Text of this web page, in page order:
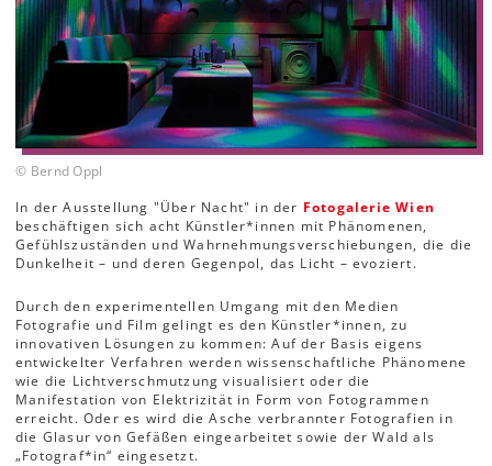
© Bernd Oppl
In der Ausstellung "Über Nacht" in der Fotogalerie Wien
beschäftigen sich acht Künstler*innen mit Phänomenen,
Gefühlszuständen und Wahrnehmungsverschiebungen, die die
Dunkelheit – und deren Gegenpol, das Licht – evoziert.
Durch den experimentellen Umgang mit den Medien
Fotografie und Film gelingt es den Künstler*innen, zu
innovativen Lösungen zu kommen: Auf der Basis eigens
entwickelter Verfahren werden wissenschaftliche Phänomene
wie die Lichtverschmutzung visualisiert oder die
Manifestation von Elektrizität in Form von Fotogrammen
erreicht. Oder es wird die Asche verbrannter Fotografien in
die Glasur von Gefäßen eingearbeitet sowie der Wald als
„Fotograf*in“ eingesetzt.